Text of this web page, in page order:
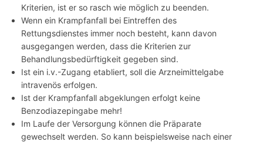
Kriterien, ist er so rasch wie möglich zu beenden.
Wenn ein Krampfanfall bei Eintreffen des
Rettungsdienstes immer noch besteht, kann davon
ausgegangen werden, dass die Kriterien zur
Behandlungsbedürftigkeit gegeben sind.
Ist ein i.v.-Zugang etabliert, soll die Arzneimittelgabe
intravenös erfolgen.
Ist der Krampfanfall abgeklungen erfolgt keine
Benzodiazepingabe mehr!
Im Laufe der Versorgung können die Präparate
gewechselt werden. So kann beispielsweise nach einer